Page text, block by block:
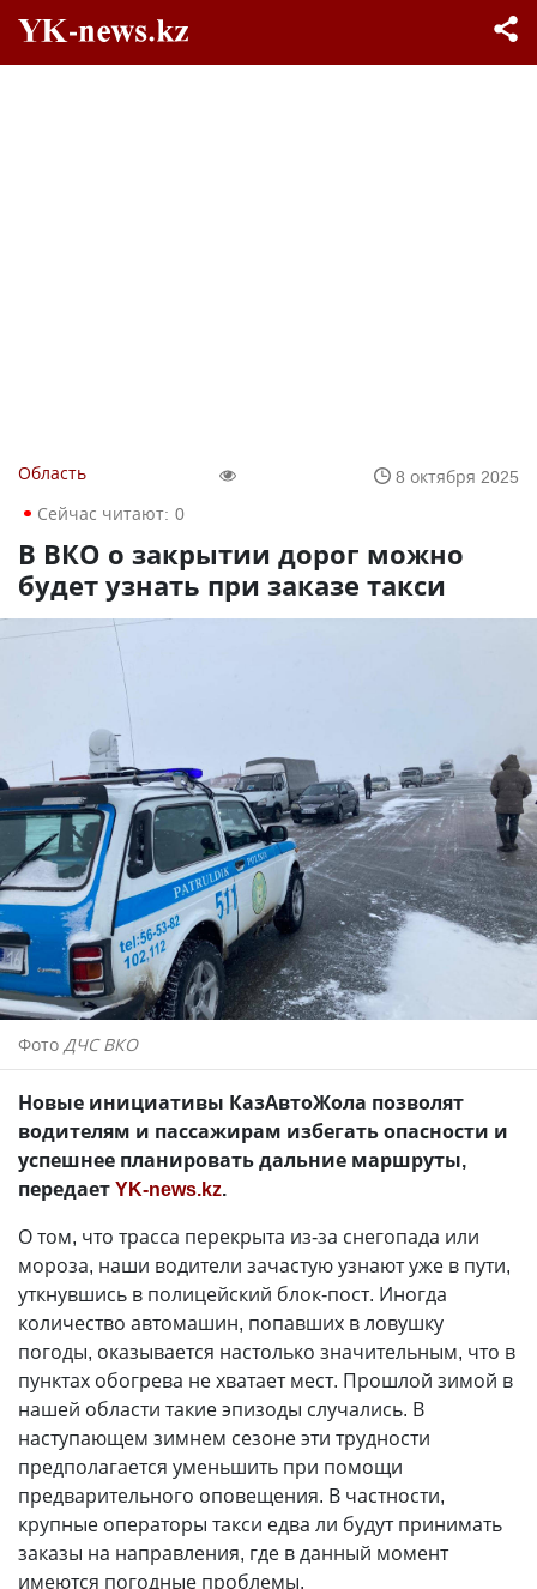
Область
8 октября 2025
Сейчас читают: 0
В ВКО о закрытии дорог можно
будет узнать при заказе такси
Фото ДЧС ВКО
Новые инициативы КазАвтоЖола позволят
водителям и пассажирам избегать опасности и
успешнее планировать дальние маршруты,
передаетYK-news.kz.
О том, что трасса перекрыта из-за снегопада или
мороза, наши водители зачастую узнают уже в пути,
уткнувшись в полицейский блок-пост. Иногда
количество автомашин, попавших в ловушку
погоды, оказывается настолько значительным, что в
пунктах обогрева не хватает мест. Прошлой зимой в
нашей области такие эпизоды случались. В
наступающем зимнем сезоне эти трудности
предполагается уменьшить при помощи
предварительного оповещения. В частности,
крупные операторы такси едва ли будут принимать
заказы на направления, где в данный момент
имеются погодные проблемы.